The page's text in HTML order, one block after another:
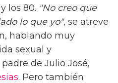
los 80. "No creo que
lo que yo", se atreve
hablando muy
sexual y
de Julio José,
. Pero también